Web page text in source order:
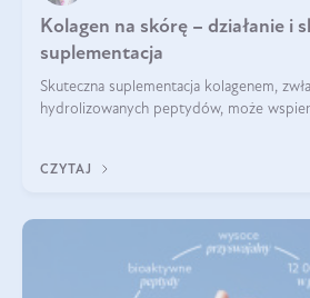
Kolagen na skórę – działanie i
suplementacja
Skuteczna suplementacja kolagenem,
hydrolizowanych peptydów, może
CZYTAJ